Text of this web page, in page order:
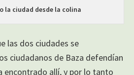
la ciudad desde la colina
las dos ciudades se
ciudadanos de Baza defendían
encontrado allí, y por lo tanto